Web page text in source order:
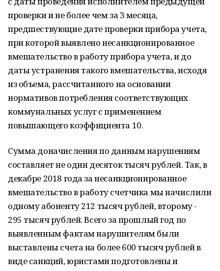
проверки и не более чем за 3 месяца,
предшествующие дате проверки прибора учета,
при которой выявлено несанкционированное
вмешательство в работу прибора учета, и до
даты устранения такого вмешательства, исходя
из объема, рассчитанного на основании
нормативов потребления соответствующих
коммунальных услуг с применением
повышающего коэффициента 10.
Сумма доначисления по данным нарушениям
составляет не один десяток тысяч рублей. Так, в
декабре 2018 года за несанкционированное
вмешательство в работу счетчика мы начислили
одному абоненту 212 тысяч рублей, второму -
295 тысяч рублей. Всего за прошлый год по
выявленным фактам нарушителям были
выставлены счета на более 600 тысяч рублей в
виде санкций, юристами подготовлены и